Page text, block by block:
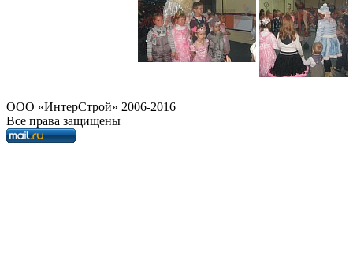
OOO «ИнтерСтрой» 2006-2016
Все права защищены